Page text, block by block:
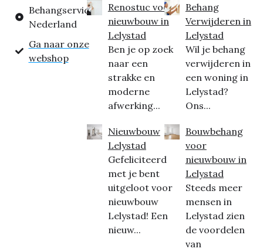
Behangservice
Nederland
Ga naar onze
webshop
Renostuc voor
nieuwbouw in
Lelystad
Ben je op zoek
naar een
strakke en
moderne
afwerking...
Nieuwbouw
Lelystad
Gefeliciteerd
met je bent
uitgeloot voor
nieuwbouw
Lelystad! Een
nieuw...
Behang
Verwijderen in
Lelystad
Wil je behang
verwijderen in
een woning in
Lelystad?
Ons...
Bouwbehang
voor
nieuwbouw in
Lelystad
Steeds meer
mensen in
Lelystad zien
de voordelen
van